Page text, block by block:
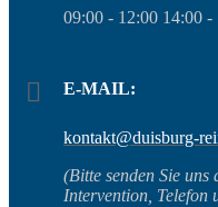
09:00 - 12:00 14:00 -
E-MAIL:
kontakt@duisburg-
(Bitte senden Sie uns
Intervention, Telefon